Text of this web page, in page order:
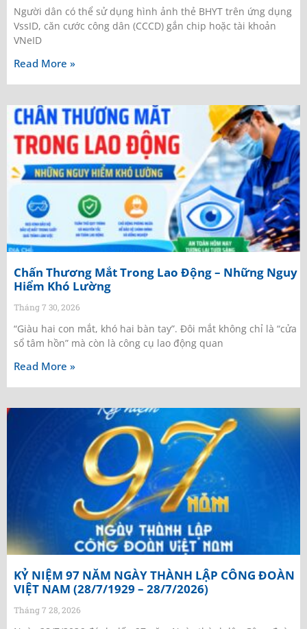
Người dân có thể sử dụng hình ảnh thẻ BHYT trên ứng dụng
VssID, căn cước công dân (CCCD) gắn chip hoặc tài khoản
VNeID
Read More »
Chấn Thương Mắt Trong Lao Động – Những Nguy
Hiểm Khó Lường
Tháng 7 30, 2026
“Giàu hai con mắt, khó hai bàn tay”. Đôi mắt không chỉ là “cửa
sổ tâm hồn” mà còn là công cụ lao động quan
Read More »
KỶ NIỆM 97 NĂM NGÀY THÀNH LẬP CÔNG ĐOÀN
VIỆT NAM (28/7/1929 – 28/7/2026)
Tháng 7 28, 2026